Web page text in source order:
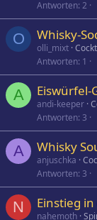
Antworten 2
O Whisky-
olli_mixt
Antworten 1
A Eiswürfel-
andi-keeper
Antworten 3
A Whisky
anjuschka
Antworten 3
N Einstieg
nahemoth